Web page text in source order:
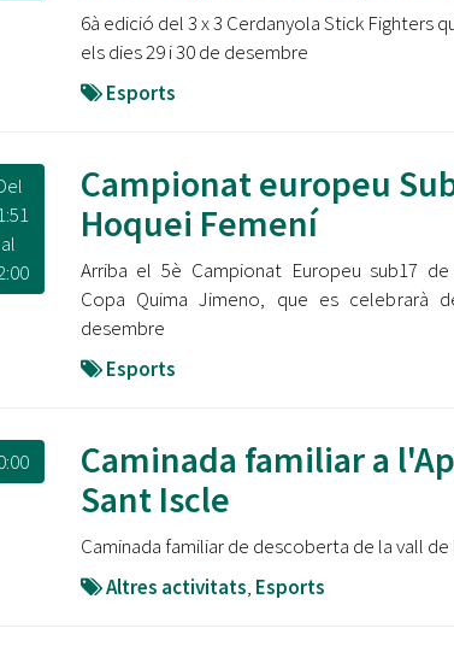
6à edició del 3 x 3 Cerdanyola Stick Fighters
els dies 29 i 30 de desembre
Esports
al
Campionat europeu
Hoquei Femení
Arriba el 5è Campionat Europeu sub17
Copa Quima Jimeno, que es celebrarà
desembre⠀⠀⠀⠀⠀⠀⠀
Esports
Caminada familiar a
Sant Iscle
Caminada familiar de descoberta de la vall de
Altres activitats, Esports